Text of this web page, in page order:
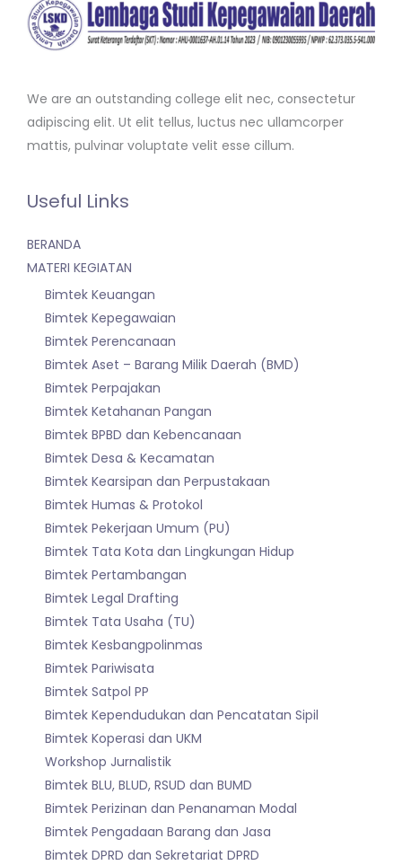
We are an outstanding college elit nec, consectetur
adipiscing elit. Ut elit tellus, luctus nec ullamcorper
mattis, pulvinar voluptate velit esse cillum.
Useful Links
BERANDA
MATERI KEGIATAN
Bimtek Keuangan
Bimtek Kepegawaian
Bimtek Perencanaan
Bimtek Aset – Barang Milik Daerah (BMD)
Bimtek Perpajakan
Bimtek Ketahanan Pangan
Bimtek BPBD dan Kebencanaan
Bimtek Desa & Kecamatan
Bimtek Kearsipan dan Perpustakaan
Bimtek Humas & Protokol
Bimtek Pekerjaan Umum (PU)
Bimtek Tata Kota dan Lingkungan Hidup
Bimtek Pertambangan
Bimtek Legal Drafting
Bimtek Tata Usaha (TU)
Bimtek Kesbangpolinmas
Bimtek Pariwisata
Bimtek Satpol PP
Bimtek Kependudukan dan Pencatatan Sipil
Bimtek Koperasi dan UKM
Workshop Jurnalistik
Bimtek BLU, BLUD, RSUD dan BUMD
Bimtek Perizinan dan Penanaman Modal
Bimtek Pengadaan Barang dan Jasa
Bimtek DPRD dan Sekretariat DPRD